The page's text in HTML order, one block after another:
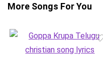
More Songs For You